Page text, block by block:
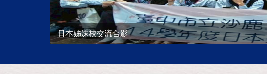
113學年度技藝競賽
日本姊妹校交流校內人員代表